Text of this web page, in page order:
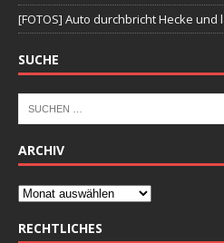
[FOTOS] Auto durchbricht Hecke
SUCHE
ARCHIV
RECHTLICHES